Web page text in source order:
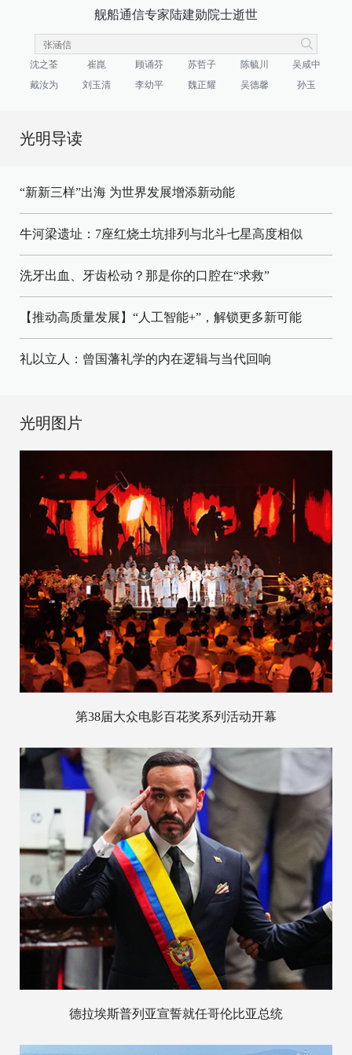
舰船通信专家陆建勋院士逝世
沈之荃 崔崑 顾诵芬 苏哲子 陈毓川
吴咸中
戴汝为
刘玉清 李幼平 魏正耀 吴德馨 孙玉
光明导读
“新新三样”出海 为世界发展增添新动能
牛河梁遗址：7座红烧土坑排列与北斗七星高度相似
洗牙出血、牙齿松动？那是你的口腔在“求救”
【推动高质量发展】“人工智能+”，解锁更多新可能
礼以立人：曾国藩礼学的内在逻辑与当代回响
光明图片
第38届大众电影百花奖系列活动开幕
德拉埃斯普列亚宣誓就任哥伦比亚总统